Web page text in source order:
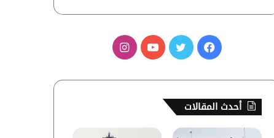
ف
س
ي
ا
أحدث المقالات